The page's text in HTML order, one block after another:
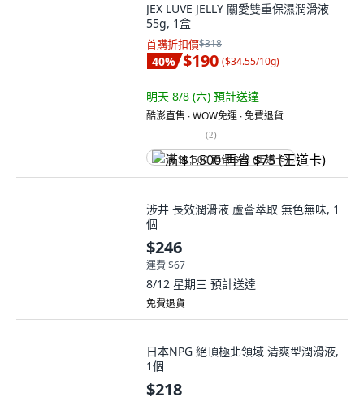
JEX LUVE JELLY 關愛雙重保濕潤滑液
55g, 1盒
首購折扣價$318
40% $190 ($34.55/10g)
明天 8/8 (六) 預計送達
酷澎直售 ∙ WOW免運 ∙ 免費退貨
(2)
满 $1,500 再省 $75 (王道卡)
涉井 長效潤滑液 蘆薈萃取 無色無味, 1
個
$246
運費 $67
8/12 星期三 預計送達
免費退貨
日本NPG 絕頂極北領域 清爽型潤滑液,
1個
$218